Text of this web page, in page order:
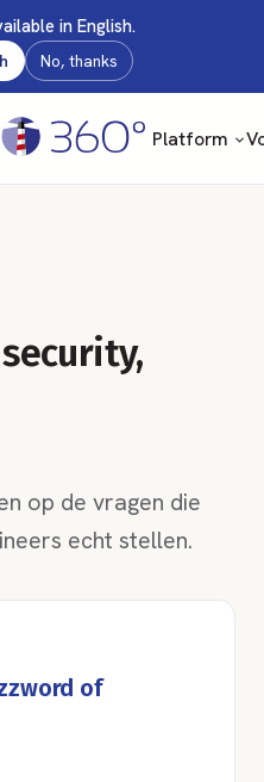
in English.
No, thanks
Platform
op de vragen die
echt stellen.
of